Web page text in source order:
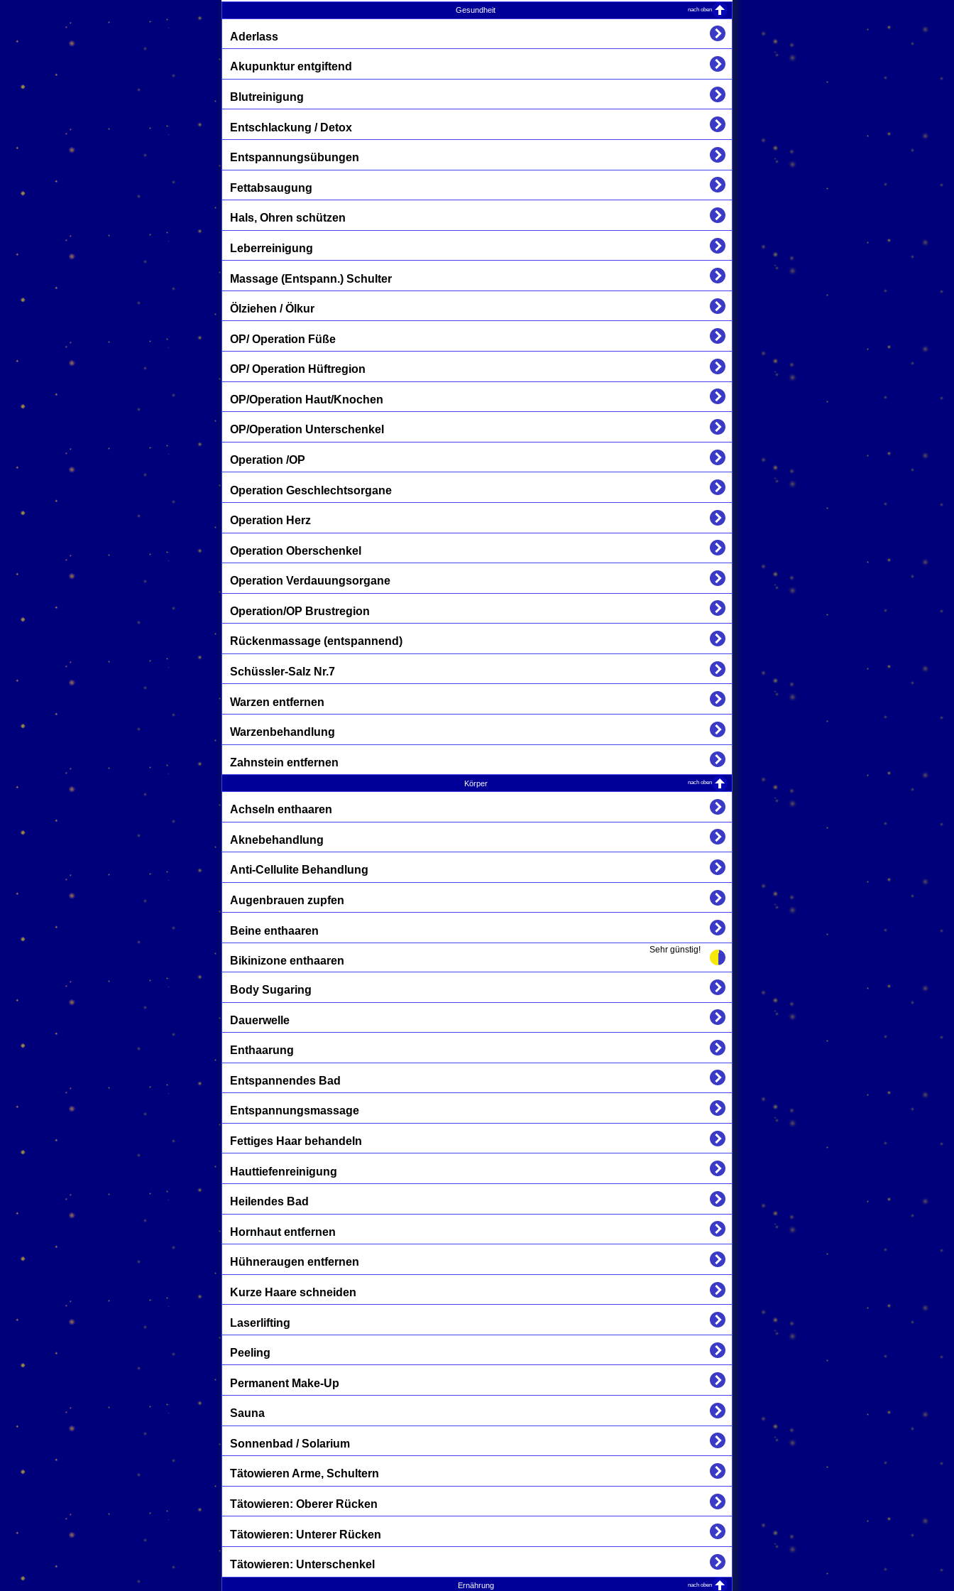
Gesundheit nach oben
Aderlass
Akupunktur entgiftend
Blutreinigung
Entschlackung / Detox
Entspannungsübungen
Fettabsaugung
Hals, Ohren schützen
Leberreinigung
Massage (Entspann.) Schulter
Ölziehen / Ölkur
OP/ Operation Füße
OP/ Operation Hüftregion
OP/Operation Haut/Knochen
OP/Operation Unterschenkel
Operation /OP
Operation Geschlechtsorgane
Operation Herz
Operation Oberschenkel
Operation Verdauungsorgane
Operation/OP Brustregion
Rückenmassage (entspannend)
Schüssler-Salz Nr.7
Warzen entfernen
Warzenbehandlung
Zahnstein entfernen
Körper nach oben
Achseln enthaaren
Aknebehandlung
Anti-Cellulite Behandlung
Augenbrauen zupfen
Beine enthaaren
Sehr günstig!
Bikinizone enthaaren
Body Sugaring
Dauerwelle
Enthaarung
Entspannendes Bad
Entspannungsmassage
Fettiges Haar behandeln
Hauttiefenreinigung
Heilendes Bad
Hornhaut entfernen
Hühneraugen entfernen
Kurze Haare schneiden
Laserlifting
Peeling
Permanent Make-Up
Sauna
Sonnenbad / Solarium
Tätowieren Arme, Schultern
Tätowieren: Oberer Rücken
Tätowieren: Unterer Rücken
Tätowieren: Unterschenkel
Ernährung nach oben